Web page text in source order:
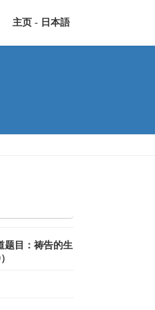
主页 - 日本語
题目：祷告的生